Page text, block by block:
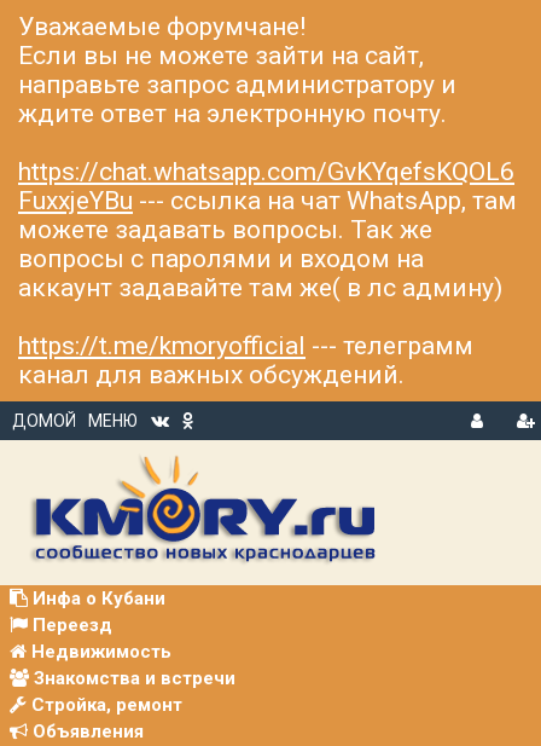
Уважаемые форумчане!
Если вы не можете зайти на сайт,
направьте запрос администратору и
ждите ответ на электронную почту.
https://chat.whatsapp.com/GvKYqefsKQOL6
FuxxjeYBu --- ссылка на чат WhatsApp, там
можете задавать вопросы. Так же
вопросы с паролями и входом на
аккаунт задавайте там же( в лс админу)
https://t.me/kmoryofficial --- телеграмм
канал для важных обсуждений.
ДОМОЙ
МЕНЮ
В
Р
Инфа о Кубани
Переезд
Недвижимость
Знакомства и встречи
Стройка, ремонт
Объявления